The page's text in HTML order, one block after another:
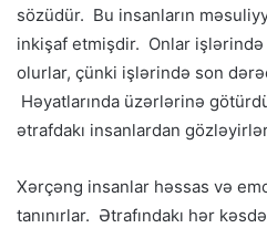
sözüdür. Bu insanların
inkişaf etmişdir. Onlar
olurlar, çünki işlərində son
Həyatlarında üzərlərinə
ətrafdakı insanlardan
Xərçəng insanlar həssas və
tanınırlar. Ətrafındakı hər